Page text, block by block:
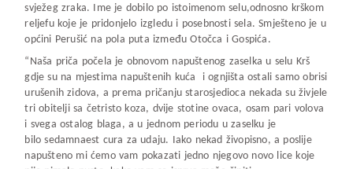
svježeg zraka. Ime je dobilo po istoimenom selu,odnosno krškom
reljefu koje je pridonjelo izgledu i posebnosti sela. Smješteno je u
općini Perušić na pola puta između Otočca i Gospića.
“Naša priča počela je obnovom napuštenog zaselka u selu Krš
gdje su na mjestima napuštenih kuća i ognjišta ostali samo obrisi
urušenih zidova, a prema pričanju starosjedioca nekada su živjele
tri obitelji sa četristo koza, dvije stotine ovaca, osam pari volova
i svega ostalog blaga, a u jednom periodu u zaselku je
bilo sedamnaest cura za udaju. Iako nekad živopisno, a poslije
napušteno mi ćemo vam pokazati jedno njegovo novo lice koje